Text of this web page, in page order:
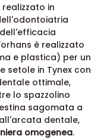
in
è realizzato
e plastica) per un
setole in Tynex con
ottimale,
lo spazzolino
sagomata a
dentale,
omogenea.